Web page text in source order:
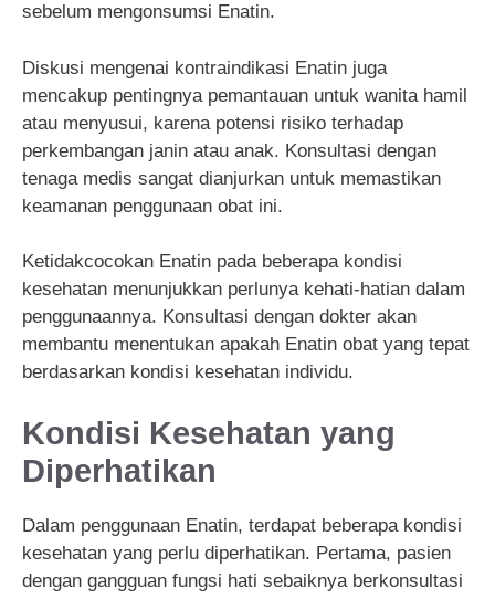
sebelum mengonsumsi Enatin.
Diskusi mengenai kontraindikasi Enatin juga
mencakup pentingnya pemantauan untuk wanita hamil
atau menyusui, karena potensi risiko terhadap
perkembangan janin atau anak. Konsultasi dengan
tenaga medis sangat dianjurkan untuk memastikan
keamanan penggunaan obat ini.
Ketidakcocokan Enatin pada beberapa kondisi
kesehatan menunjukkan perlunya kehati-hatian dalam
penggunaannya. Konsultasi dengan dokter akan
membantu menentukan apakah Enatin obat yang tepat
berdasarkan kondisi kesehatan individu.
Kondisi Kesehatan yang
Diperhatikan
Dalam penggunaan Enatin, terdapat beberapa kondisi
kesehatan yang perlu diperhatikan. Pertama, pasien
dengan gangguan fungsi hati sebaiknya berkonsultasi